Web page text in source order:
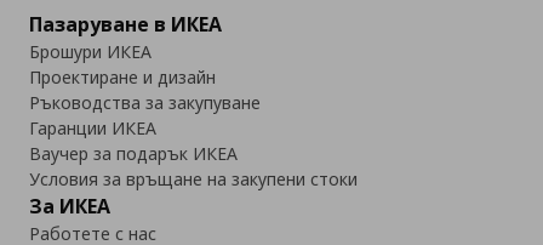
Пазаруване в ИКЕА
Брошури ИКЕА
Проектиране и дизайн
Ръководства за закупуване
Гаранции ИКЕА
Ваучер за подарък ИКЕА
Условия за връщане на закупени стоки
За ИКЕА
Работете с нас